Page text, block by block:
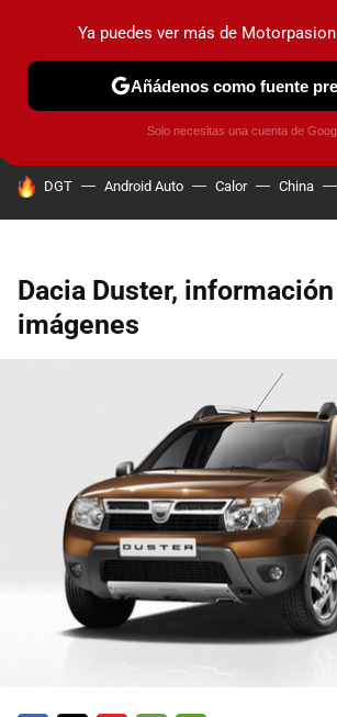
PRUEBAS COCHES ELÉCTRICOS
HOY SE HABLA DE
DGT Android Auto Calor China
Dacia Duster,
imágenes
Ya puedes ver más de
Añádenos como fuente
Solo necesitas una cuenta de